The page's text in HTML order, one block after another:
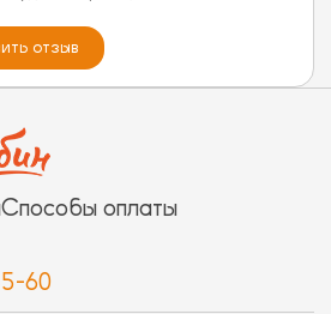
отзыв
Способы оплаты
60